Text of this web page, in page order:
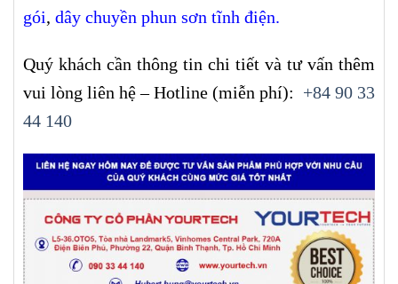
gói, dây chuyền phun sơn tĩnh điện.
Quý khách cần thông tin chi tiết và tư vấn thêm
vui lòng liên hệ – Hotline (miễn phí): +84 90 33
44 140